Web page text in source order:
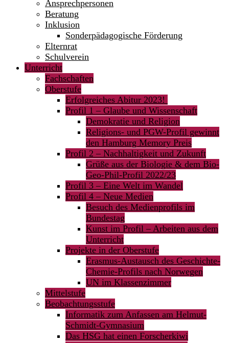
Ansprechpersonen
Beratung
Inklusion
Sonderpädagogische Förderung
Elternrat
Schulverein
Unterricht
Fachschaften
Oberstufe
Erfolgreiches Abitur 2023!
Profil 1 – Glaube und Wissenschaft
Demokratie und Religion
Religions- und PGW-Profil gewinnt
den Hamburg Memory Preis
Profil 2 – Nachhaltigkeit und Zukunft
Grüße aus der Biologie & dem Bio-
Geo-Phil-Profil 2022/23
Profil 3 – Eine Welt im Wandel
Profil 4 – Neue Medien
Besuch des Medienprofils im
Bundestag
Kunst im Profil – Arbeiten aus dem
Unterricht
Projekte in der Oberstufe
Erasmus-Austausch des Geschichte-
Chemie-Profils nach Norwegen
UN im Klassenzimmer
Mittelstufe
Beobachtungsstufe
Informatik zum Anfassen am Helmut-
Schmidt-Gymnasium
Das HSG hat einen Forscherkiwi